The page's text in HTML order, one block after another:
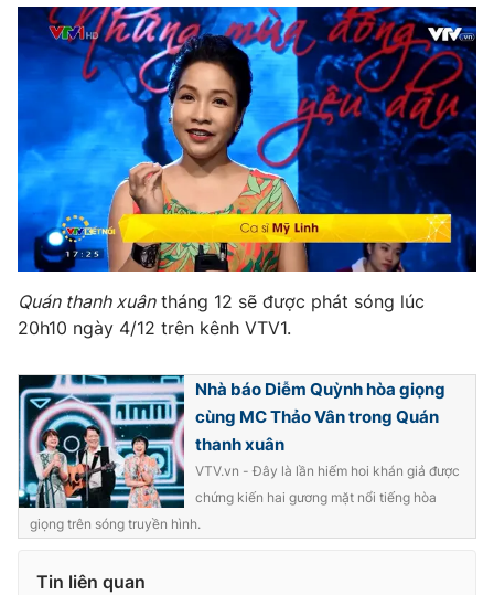
Quán thanh xuântháng 12 sẽ được phát sóng lúc
20h10 ngày 4/12 trên kênh VTV1.
Nhà báo Diễm Quỳnh hòa giọng
cùng MC Thảo Vân trong Quán
thanh xuân
VTV.vn - Đây là lần hiếm hoi khán giả được
chứng kiến hai gương mặt nổi tiếng hòa
giọng trên sóng truyền hình.
Tin liên quan